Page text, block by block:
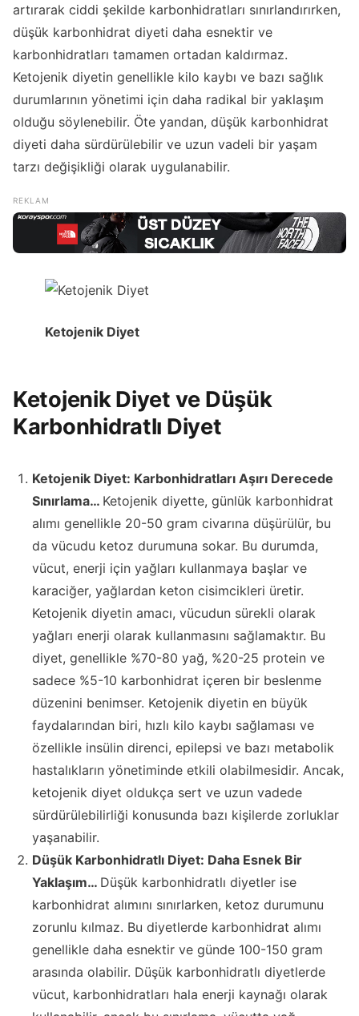
artırarak ciddi şekilde karbonhidratları sınırlandırırken,
düşük karbonhidrat diyeti daha esnektir ve
karbonhidratları tamamen ortadan kaldırmaz.
Ketojenik diyetin genellikle kilo kaybı ve bazı sağlık
durumlarının yönetimi için daha radikal bir yaklaşım
olduğu söylenebilir. Öte yandan, düşük karbonhidrat
diyeti daha sürdürülebilir ve uzun vadeli bir yaşam
tarzı değişikliği olarak uygulanabilir.
Ketojenik Diyet
Ketojenik Diyet ve Düşük
Karbonhidratlı Diyet
Ketojenik Diyet: Karbonhidratları Aşırı Derecede
Sınırlama… Ketojenik diyette, günlük karbonhidrat
alımı genellikle 20-50 gram civarına düşürülür, bu
da vücudu ketoz durumuna sokar. Bu durumda,
vücut, enerji için yağları kullanmaya başlar ve
karaciğer, yağlardan keton cisimcikleri üretir.
Ketojenik diyetin amacı, vücudun sürekli olarak
yağları enerji olarak kullanmasını sağlamaktır. Bu
diyet, genellikle %70-80 yağ, %20-25 protein ve
sadece %5-10 karbonhidrat içeren bir beslenme
düzenini benimser. Ketojenik diyetin en büyük
faydalarından biri, hızlı kilo kaybı sağlaması ve
özellikle insülin direnci, epilepsi ve bazı metabolik
hastalıkların yönetiminde etkili olabilmesidir. Ancak,
ketojenik diyet oldukça sert ve uzun vadede
sürdürülebilirliği konusunda bazı kişilerde zorluklar
yaşanabilir.
Düşük Karbonhidratlı Diyet: Daha Esnek Bir
Yaklaşım… Düşük karbonhidratlı diyetler ise
karbonhidrat alımını sınırlarken, ketoz durumunu
zorunlu kılmaz. Bu diyetlerde karbonhidrat alımı
genellikle daha esnektir ve günde 100-150 gram
arasında olabilir. Düşük karbonhidratlı diyetlerde
vücut, karbonhidratları hala enerji kaynağı olarak